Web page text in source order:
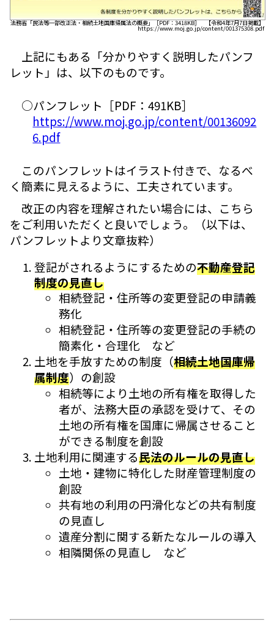
法務省「民法等一部改正法・相続土地国庫帰属法の概要」［PDF：3418KB］ 【令和4年7月7日掲載】
https://www.moj.go.jp/content/001375308.pdf
上記にもある「分かりやすく説明したパンフ
レット」は、以下のものです。
○パンフレット［PDF：491KB］
https://www.moj.go.jp/content/00136092
6.pdf
このパンフレットはイラスト付きで、なるべ
く簡素に見えるように、工夫されています。
改正の内容を理解されたい場合には、こちら
をご利用いただくと良いでしょう。（以下は、
パンフレットより文章抜粋）
登記がされるようにするための不動産登記
制度の見直し
相続登記・住所等の変更登記の申請義
務化
相続登記・住所等の変更登記の手続の
簡素化・合理化 など
土地を手放すための制度（相続土地国庫帰
属制度）の創設
相続等により土地の所有権を取得した
者が、法務大臣の承認を受けて、その
土地の所有権を国庫に帰属させること
ができる制度を創設
土地利用に関連する民法のルールの見直し
土地・建物に特化した財産管理制度の
創設
共有地の利用の円滑化などの共有制度
の見直し
遺産分割に関する新たなルールの導入
相隣関係の見直し など